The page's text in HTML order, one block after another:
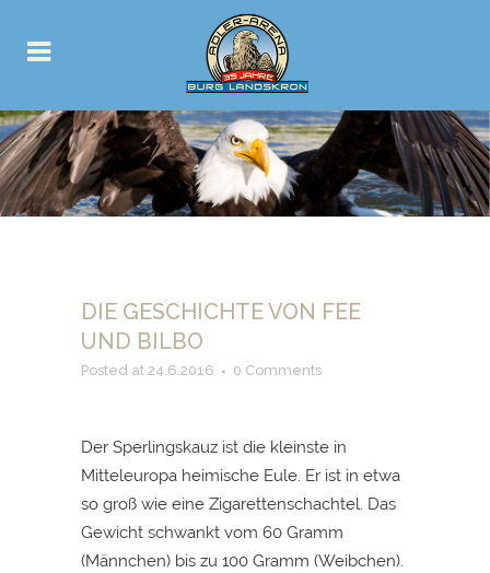
DIE GESCHICHTE VON FEE
UND BILBO
Posted at 24.6.2016 0 Comments
Der Sperlingskauz ist die kleinste in
Mitteleuropa heimische Eule. Er ist in etwa
so groß wie eine Zigarettenschachtel. Das
Gewicht schwankt vom 60 Gramm
(Männchen) bis zu 100 Gramm (Weibchen).